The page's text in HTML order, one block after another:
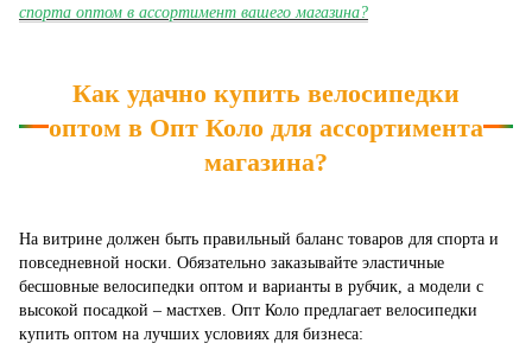
спорта оптом в ассортимент вашего магазина?
Как удачно купить велосипедки
оптом в Опт Коло для ассортимента
магазина?
На витрине должен быть правильный баланс товаров для спорта и
повседневной носки. Обязательно заказывайте эластичные
бесшовные велосипедки оптом и варианты в рубчик, а модели с
высокой посадкой – мастхев. Опт Коло предлагает велосипедки
купить оптом на лучших условиях для бизнеса: